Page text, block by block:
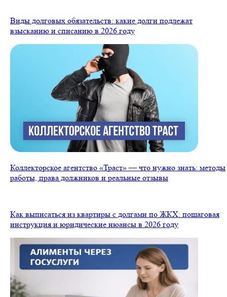
Виды долговых обязательств: какие долги подлежат
взысканию и списанию в 2026 году
Коллекторское агентство «Траст» — что нужно знать: методы
работы, права должников и реальные отзывы
Как выписаться из квартиры с долгами по ЖКХ: пошаговая
инструкция и юридические нюансы в 2026 году